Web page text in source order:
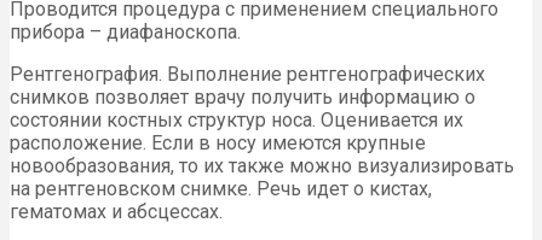
Проводится процедура с применением специального
прибора – диафаноскопа.
Рентгенография. Выполнение рентгенографических
снимков позволяет врачу получить информацию о
состоянии костных структур носа. Оценивается их
расположение. Если в носу имеются крупные
новообразования, то их также можно визуализировать
на рентгеновском снимке. Речь идет о кистах,
гематомах и абсцессах.